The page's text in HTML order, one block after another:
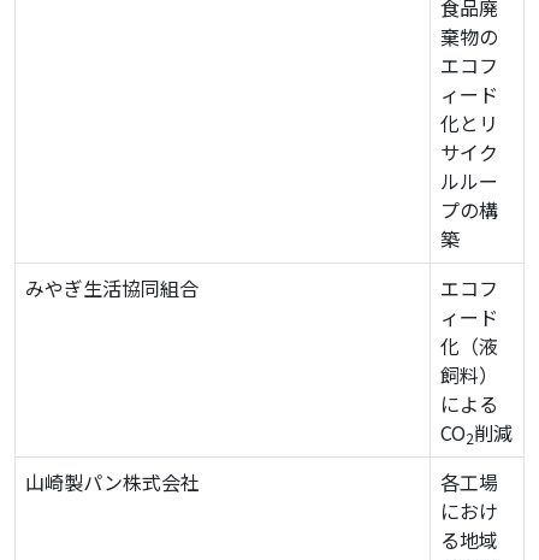
食品廃
棄物の
エコフ
ィード
化とリ
サイク
ルルー
プの構
築
みやぎ生活協同組合
エコフ
ィード
化（液
飼料）
による
CO2削減
山崎製パン株式会社
各工場
におけ
る地域